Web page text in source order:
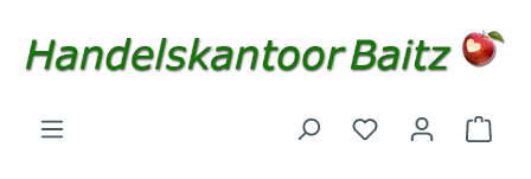
Du hast 0